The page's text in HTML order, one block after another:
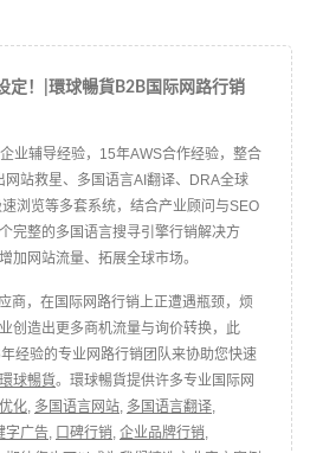
定！|環球暢貨B2B国际网路行销
业辅导经验，15年AWS合作经验，整合
站救星、多国语言AI翻译、DRA全球
浏览等多套系统，结合产业顾问与SEO
完整的多国语言搜寻引擎行销解决方
加网站流量、拓展全球市场。
商，在国际网路行销上正遭遇瓶颈，烦
创造出更多商机流量与询价转换，此
经验的专业网路行销团队来协助您快速
球暢貨。環球暢貨提供许多专业国际网
化, 多国语言网站, 多国语言翻译,
字广告, 口碑行销, 企业品牌行销,